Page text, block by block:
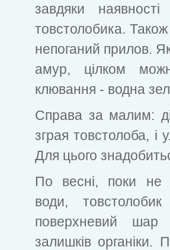
завдяки
товстолобика.
непоганий прилов.
амур, цілком
клювання - водна
Справа за малим:
зграя товстолоба, і
Для цього
По весні, поки не
води,
поверхневий
залишків органіки.